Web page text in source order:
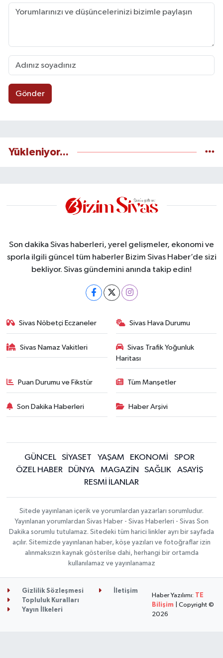
Gönder
Yükleniyor...
Son dakika Sivas haberleri, yerel gelişmeler, ekonomi ve
sporla ilgili güncel tüm haberler Bizim Sivas Haber’de sizi
bekliyor. Sivas gündemini anında takip edin!
Sivas Nöbetçi Eczaneler Sivas Hava Durumu
Sivas Namaz Vakitleri
Sivas Trafik Yoğunluk
Haritası
Puan Durumu ve Fikstür Tüm Manşetler
Son Dakika Haberleri Haber Arşivi
GÜNCEL SİYASET YAŞAM EKONOMİ
SPOR
ÖZEL HABER
DÜNYA MAGAZİN SAĞLIK
ASAYİŞ
RESMİ İLANLAR
Sitede yayınlanan içerik ve yorumlardan yazarları sorumludur.
Yayınlanan yorumlardan Sivas Haber - Sivas Haberleri - Sivas Son
Dakika sorumlu tutulamaz. Sitedeki tüm harici linkler ayrı bir sayfada
açılır. Sitemizde yayınlanan haber, köşe yazıları ve fotoğraflar izin
alınmaksızın kaynak gösterilse dahi, herhangi bir ortamda
kullanılamaz ve yayınlanamaz
Gizlilik Sözleşmesi
İletişim
Topluluk Kuralları
Yayın İlkeleri
Haber Yazılımı: TE
Bilişim | Copyright ©
2026